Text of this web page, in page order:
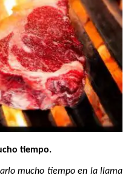
tiempo.
mucho tiempo en la llama